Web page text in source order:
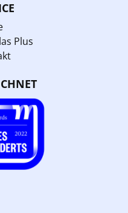
Plus